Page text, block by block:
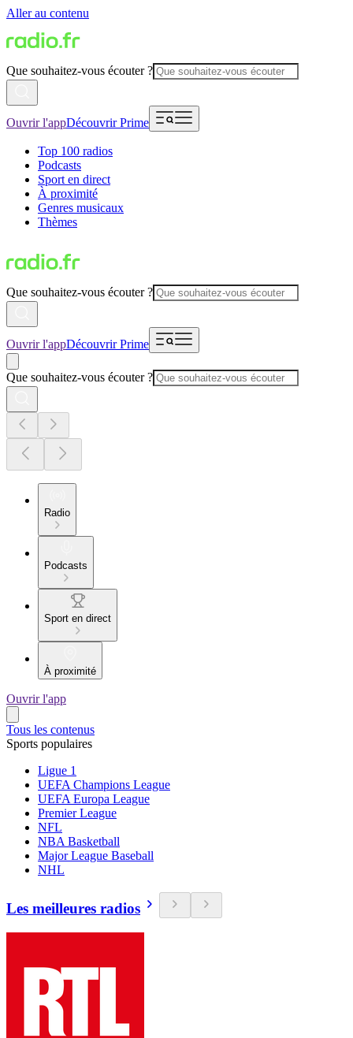
Aller au contenu
Que souhaitez-vous écouter ?
Ouvrir l'appDécouvrir Prime
Top 100 radios
Podcasts
Sport en direct
À proximité
Genres musicaux
Thèmes
Que souhaitez-vous écouter ?
Ouvrir l'appDécouvrir Prime
Que souhaitez-vous écouter ?
Radio
Podcasts
Sport en direct
À proximité
Ouvrir l'app
Tous les contenus
Sports populaires
Ligue 1
UEFA Champions League
UEFA Europa League
Premier League
NFL
NBA Basketball
Major League Baseball
NHL
Les meilleures radios